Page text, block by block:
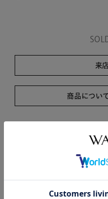
来
商品につい